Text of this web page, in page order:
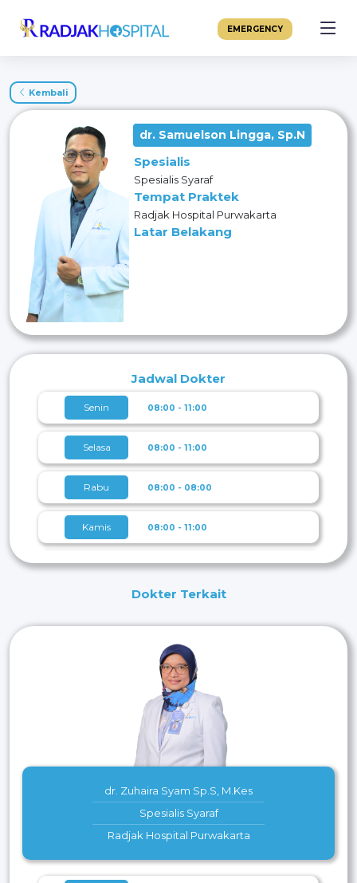
EMERGENCY
Kembali
dr. Samuelson Lingga, Sp.N
Spesialis
Spesialis Syaraf
Tempat Praktek
Radjak Hospital Purwakarta
Latar Belakang
Jadwal Dokter
Senin 08:00 - 11:00
Selasa 08:00 - 11:00
Rabu 08:00 - 08:00
Kamis 08:00 - 11:00
Jumat 08:00 - 11:00
Dokter Terkait
dr. Zuhaira Syam Sp.S, M.Kes
Spesialis Syaraf
Radjak Hospital Purwakarta